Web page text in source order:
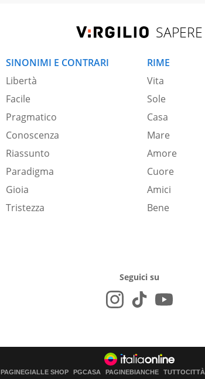
SAPERE
SINONIMI E CONTRARI
Libertà
Facile
Pragmatico
Conoscenza
Riassunto
Paradigma
Gioia
Tristezza
RIME
Vita
Sole
Casa
Mare
Amore
Cuore
Amici
Bene
Seguici su
PAGINEGIALLE SHOP PGCASA PAGINEBIANCHE TUTTOCITTÀ